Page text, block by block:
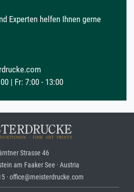
Experten helfen Ihnen gerne
| Fr: 7:00 - 13:00
Strasse 46
am Faaker See · Austria
· office@meisterdrucke.com